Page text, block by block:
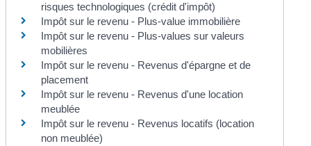
risques technologiques (crédit d'impôt)
Impôt sur le revenu - Plus-value immobilière
Impôt sur le revenu - Plus-values sur valeurs
mobilières
Impôt sur le revenu - Revenus d'épargne et de
placement
Impôt sur le revenu - Revenus d'une location
meublée
Impôt sur le revenu - Revenus locatifs (location
non meublée)